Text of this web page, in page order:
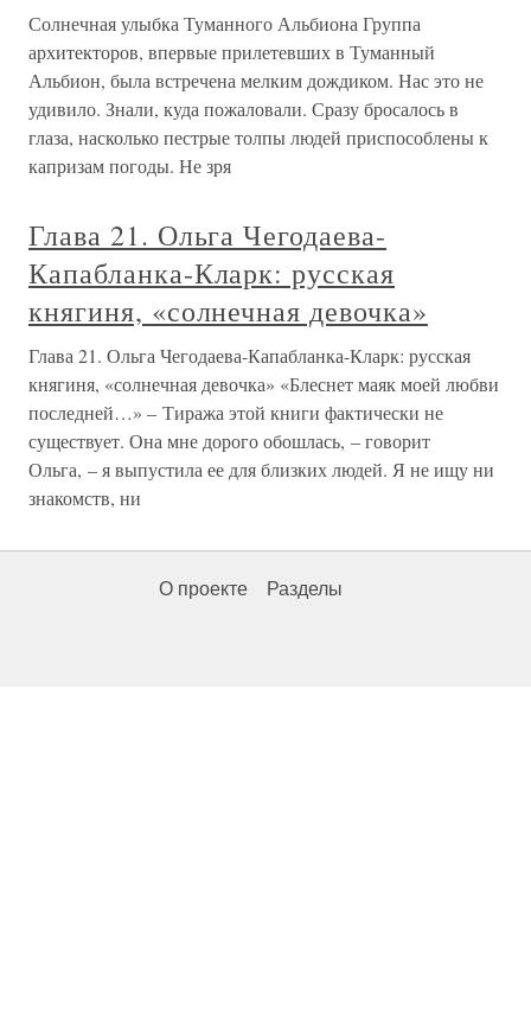
Солнечная улыбка Туманного Альбиона Группа
архитекторов, впервые прилетевших в Туманный
Альбион, была встречена мелким дождиком. Нас это не
удивило. Знали, куда пожаловали. Сразу бросалось в
глаза, насколько пестрые толпы людей приспособлены к
капризам погоды. Не зря
Глава 21. Ольга Чегодаева-
Капабланка-Кларк: русская
княгиня, «солнечная девочка»
Глава 21. Ольга Чегодаева-Капабланка-Кларк: русская
княгиня, «солнечная девочка» «Блеснет маяк моей любви
последней…» – Тиража этой книги фактически не
существует. Она мне дорого обошлась, – говорит
Ольга, – я выпустила ее для близких людей. Я не ищу ни
знакомств, ни
О проекте Разделы